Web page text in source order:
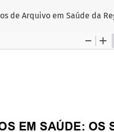
de Arquivo em Saúde da